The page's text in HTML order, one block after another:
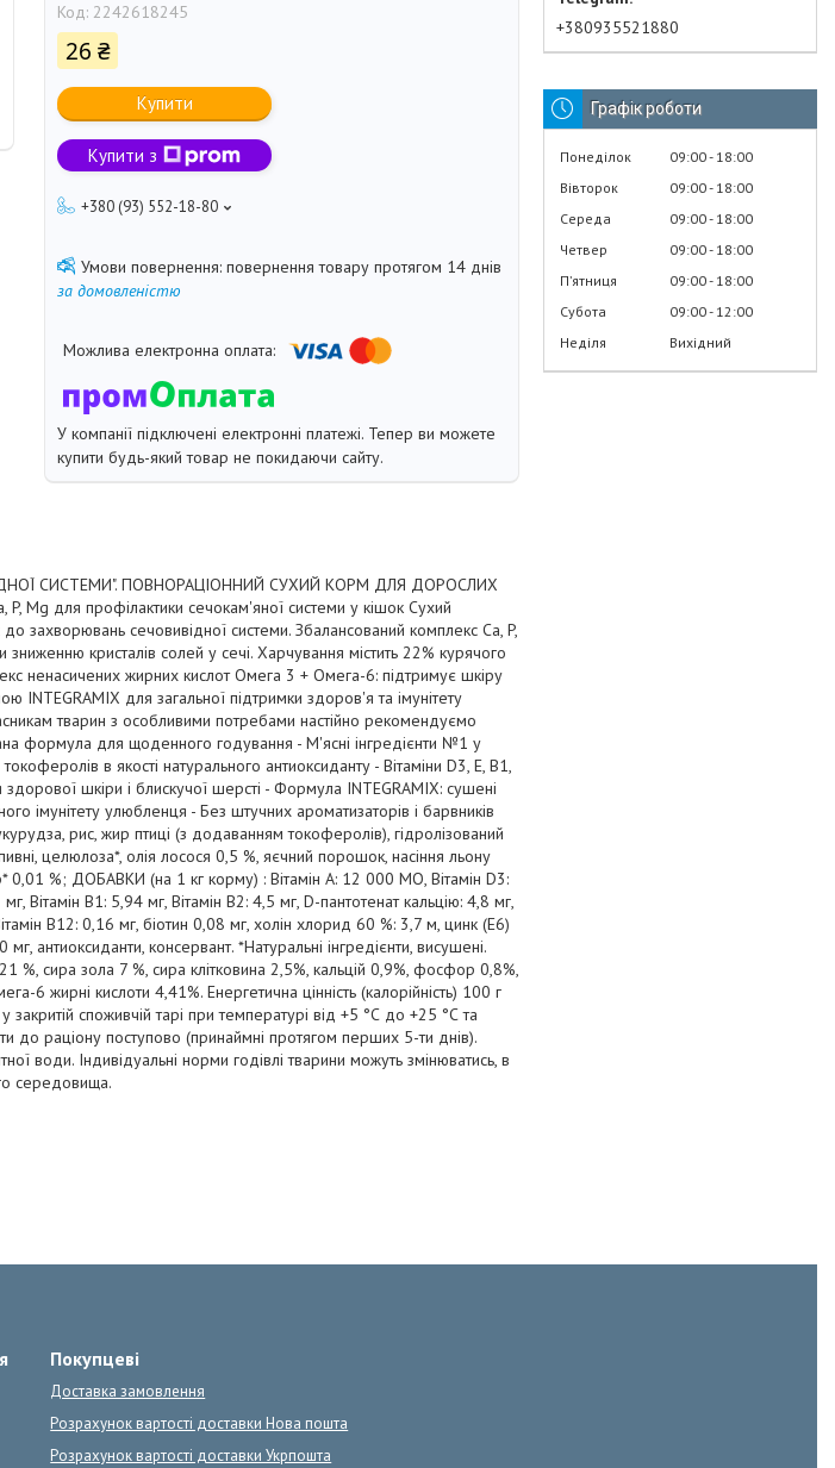
Код: 2242618245
26 ₴
Купити
Купити з
+380 (93) 552-18-80
повернення товару протягом 14 днів
за домовленістю
У компанії підключені електронні платежі. Тепер ви можете
купити будь-який товар не покидаючи сайту.
СИСТЕМИ". ПОВНОРАЦІОННИЙ СУХИЙ КОРМ ДЛЯ ДОРОСЛИХ
Mg для профілактики сечокам'яної системи у кішок Сухий
захворювань сечовивідної системи. Збалансований комплекс Са, P,
кристалів солей у сечі. Харчування містить 22% курячого
ненасичених жирних кислот Омега 3 + Омега-6: підтримує шкіру
для загальної підтримки здоров'я та імунітету
тварин з особливими потребами настійно рекомендуємо
формула для щоденного годування - М'ясні інгредієнти №1 у
в якості натурального антиоксиданту - Вітаміни D3, E, B1,
шкіри і блискучої шерсті - Формула INTEGRAMIX: сушені
імунітету улюбленця - Без штучних ароматизаторів і барвників
рис, жир птиці (з додаванням токоферолів), гідролізований
целюлоза*, олія лосося 0,5 %, яєчний порошок, насіння льону
0,01 %; ДОБАВКИ (на 1 кг корму) : Вітамін А: 12 000 МО, Вітамін D3:
Вітамін В1: 5,94 мг, Вітамін В2: 4,5 мг, D-пантотенат кальцію: 4,8 мг,
В12: 0,16 мг, біотин 0,08 мг, холін хлорид 60 %: 3,7 м, цинк (Е6)
антиоксиданти, консервант. *Натуральні інгредієнти, висушені.
сира зола 7 %, сира клітковина 2,5%, кальцій 0,9%, фосфор 0,8%,
6 жирні кислоти 4,41%. Енергетична цінність (калорійність) 100 г
споживчій тарі при температурі від +5 °С до +25 °С та
до раціону поступово (принаймні протягом перших 5-ти днів).
води. Індивідуальні норми годівлі тварини можуть змінюватись, в
середовища.
+380935521880
Графік роботи
Понеділок 09:00 18:00
Вівторок
09:00 18:00
Середа
09:00 18:00
Четвер
09:00 18:00
Пʼятниця
09:00 18:00
Субота
09:00 12:00
Неділя
Вихідний
Покупцеві
Доставка замовлення
Розрахунок вартості доставки Нова пошта
Розрахунок вартості доставки Укрпошта